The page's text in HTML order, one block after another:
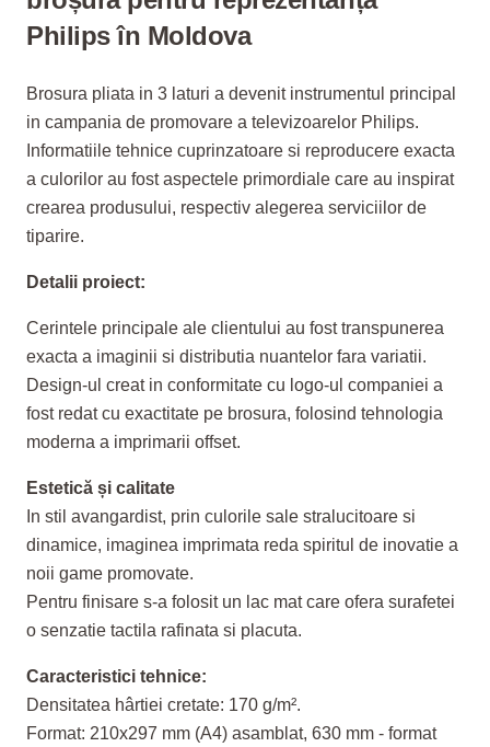
Philips în Moldova
Brosura pliata in 3 laturi a devenit instrumentul principal
in campania de promovare a televizoarelor Philips.
Informatiile tehnice cuprinzatoare si reproducere exacta
a culorilor au fost aspectele primordiale care au inspirat
crearea produsului, respectiv alegerea serviciilor de
tiparire.
Detalii proiect:
Cerintele principale ale clientului au fost transpunerea
exacta a imaginii si distributia nuantelor fara variatii.
Design-ul creat in conformitate cu logo-ul companiei a
fost redat cu exactitate pe brosura, folosind tehnologia
moderna a imprimarii offset.
Estetică și calitate
In stil avangardist, prin culorile sale stralucitoare si
dinamice, imaginea imprimata reda spiritul de inovatie a
noii game promovate.
Pentru finisare s-a folosit un lac mat care ofera surafetei
o senzatie tactila rafinata si placuta.
Caracteristici tehnice:
Densitatea hârtiei cretate: 170 g/m².
Format: 210x297 mm (A4) asamblat, 630 mm - format